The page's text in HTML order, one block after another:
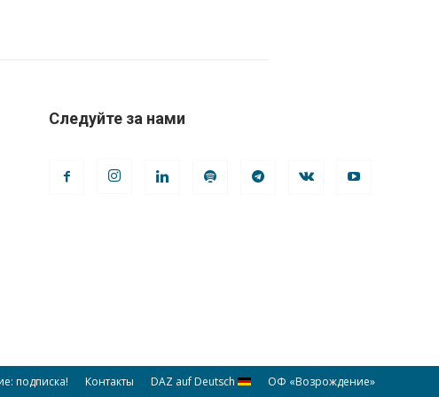
Следуйте за нами
подписка! Контакты DAZ auf Deutsch ОФ «Возрождение»